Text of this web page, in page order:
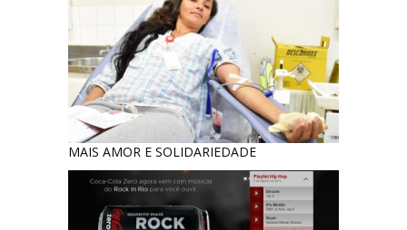
MAIS AMOR E SOLIDARIEDADE